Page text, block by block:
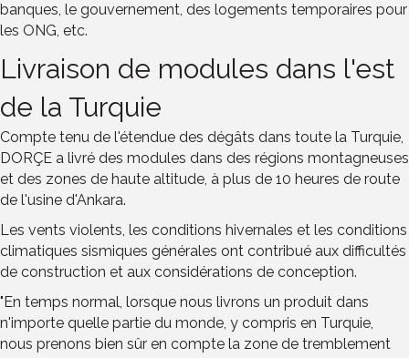
banques, le gouvernement, des logements temporaires pour
les ONG, etc.
Livraison de modules dans l'est
de la Turquie
Compte tenu de l'étendue des dégâts dans toute la Turquie,
DORÇE a livré des modules dans des régions montagneuses
et des zones de haute altitude, à plus de 10 heures de route
de l'usine d'Ankara.
Les vents violents, les conditions hivernales et les conditions
climatiques sismiques générales ont contribué aux difficultés
de construction et aux considérations de conception.
"En temps normal, lorsque nous livrons un produit dans
n'importe quelle partie du monde, y compris en Turquie,
nous prenons bien sûr en compte la zone de tremblement